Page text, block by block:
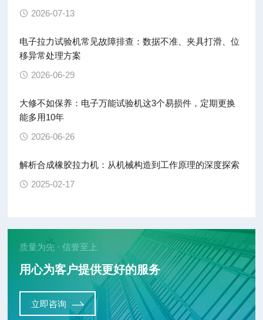
2026-07-13
电子拉力试验机常见故障排查：数据不准、夹具打滑、位
移异常处理方案
2026-06-29
大修不如保养：电子万能试验机这3个易损件，定期更换
能多用10年
2026-06-26
解析合成橡胶拉力机：从机械构造到工作原理的深度探索
2025-02-17
质量为先 · 信誉至上
用心为客户提供更好的服务
立即咨询